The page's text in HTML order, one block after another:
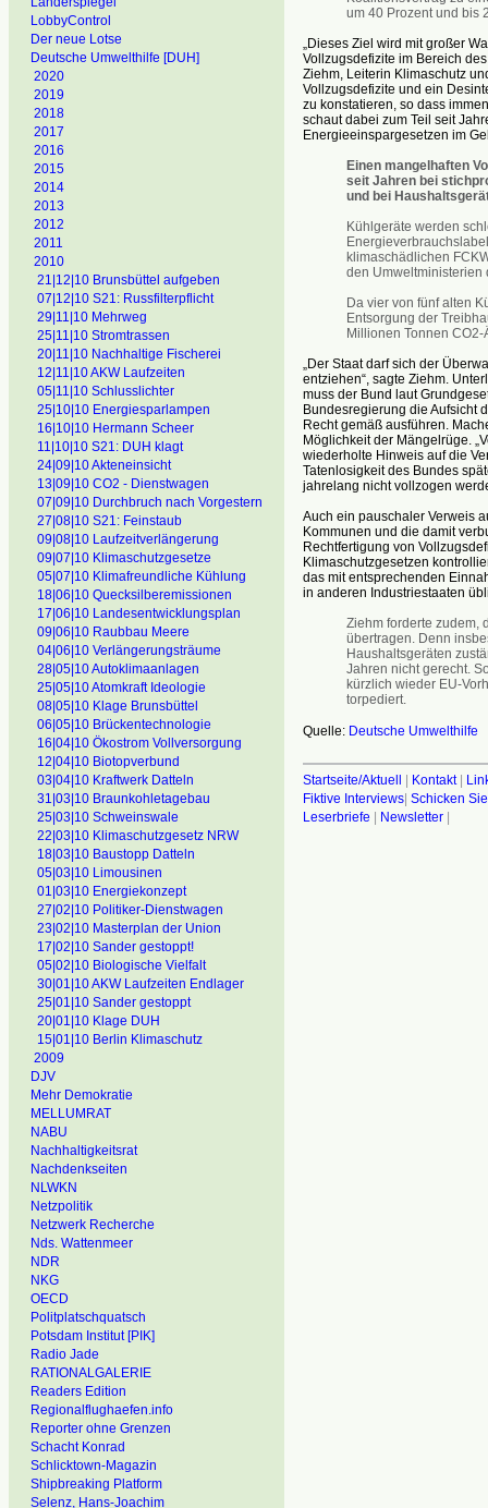
LobbyControl
Der neue Lotse
Deutsche Umwelthilfe [DUH]
2020
2019
2018
2017
2016
2015
2014
2013
2012
2011
2010
21|12|10 Brunsbüttel aufgeben
07|12|10 S21: Russfilterpflicht
29|11|10 Mehrweg
25|11|10 Stromtrassen
20|11|10 Nachhaltige Fischerei
12|11|10 AKW Laufzeiten
05|11|10 Schlusslichter
25|10|10 Energiesparlampen
16|10|10 Hermann Scheer
11|10|10 S21: DUH klagt
24|09|10 Akteneinsicht
13|09|10 CO2 - Dienstwagen
07|09|10 Durchbruch nach Vorgestern
27|08|10 S21: Feinstaub
09|08|10 Laufzeitverlängerung
09|07|10 Klimaschutzgesetze
05|07|10 Klimafreundliche Kühlung
18|06|10 Quecksilberemissionen
17|06|10 Landesentwicklungsplan
09|06|10 Raubbau Meere
04|06|10 Verlängerungsträume
28|05|10 Autoklimaanlagen
25|05|10 Atomkraft Ideologie
08|05|10 Klage Brunsbüttel
06|05|10 Brückentechnologie
16|04|10 Ökostrom Vollversorgung
12|04|10 Biotopverbund
03|04|10 Kraftwerk Datteln
31|03|10 Braunkohletagebau
25|03|10 Schweinswale
22|03|10 Klimaschutzgesetz NRW
18|03|10 Baustopp Datteln
05|03|10 Limousinen
01|03|10 Energiekonzept
27|02|10 Politiker-Dienstwagen
23|02|10 Masterplan der Union
17|02|10 Sander gestoppt!
05|02|10 Biologische Vielfalt
30|01|10 AKW Laufzeiten Endlager
25|01|10 Sander gestoppt
20|01|10 Klage DUH
15|01|10 Berlin Klimaschutz
2009
DJV
Mehr Demokratie
MELLUMRAT
NABU
Nachhaltigkeitsrat
Nachdenkseiten
NLWKN
Netzpolitik
Netzwerk Recherche
Nds. Wattenmeer
NDR
NKG
OECD
Politplatschquatsch
Potsdam Institut [PIK]
Radio Jade
RATIONALGALERIE
Readers Edition
Regionalflughaefen.info
Reporter ohne Grenzen
Schacht Konrad
Schlicktown-Magazin
Shipbreaking Platform
Selenz, Hans-Joachim
um 40 Prozent und bis
„Dieses Ziel wird mit großer
Vollzugsdefizite im Bereich
Ziehm, Leiterin Klimaschutz
Vollzugsdefizite und ein
zu konstatieren, so dass
schaut dabei zum Teil seit
Energieeinspargesetzen im
Einen mangelhaften
seit Jahren bei
und bei
Kühlgeräte werden
klimaschädlichen
den Umweltministerien
Da vier von fünf alten
Entsorgung der
Millionen Tonnen
„Der Staat darf sich der
entziehen“, sagte Ziehm.
muss der Bund laut
Bundesregierung die Aufsicht
Recht gemäß ausführen.
Möglichkeit der Mängelrüge.
wiederholte Hinweis auf die
Tatenlosigkeit des Bundes
jahrelang nicht vollzogen
Auch ein pauschaler Verweis
Kommunen und die damit
Rechtfertigung von
Klimaschutzgesetzen
das mit entsprechenden
in anderen Industriestaaten
Ziehm forderte zudem,
übertragen. Denn
Haushaltsgeräten
Jahren nicht gerecht.
kürzlich wieder EU-
torpediert.
Quelle: Deutsche Umwelthilfe
Startseite/Aktuell | Kontakt|
Fiktive Interviews| Schicken
Leserbriefe | Newsletter|